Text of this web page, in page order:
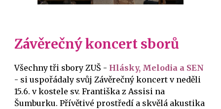
Závěrečný koncert sborů
Všechny tři sbory ZUŠ - Hlásky, Melodia a SEN
- si uspořádaly svůj Závěrečný koncert v neděli
15.6. v kostele sv. Františka z Assisi na
Šumburku. Přívětivé prostředí a skvělá akustika